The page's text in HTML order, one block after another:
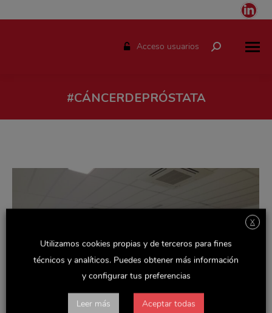
Acceso usuarios Buscar:
#CÁNCERDEPRÓSTATA
X
Utilizamos cookies propias y de terceros para fines
técnicos y analíticos. Puedes obtener más información
y configurar tus preferencias
Leer más Aceptar todas